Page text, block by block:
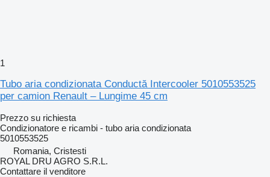
1
Tubo aria condizionata Conductă Intercooler 5010553525
per camion Renault – Lungime 45 cm
Prezzo su richiesta
Condizionatore e ricambi - tubo aria condizionata
5010553525
Romania, Cristesti
ROYAL DRU AGRO S.R.L.
Contattare il venditore